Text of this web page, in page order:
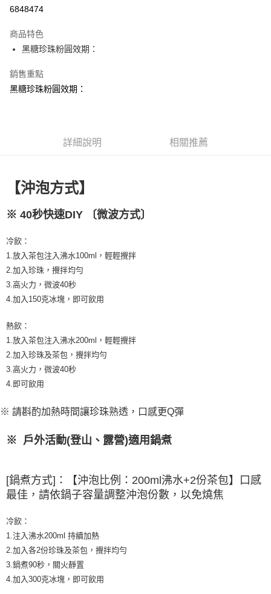
AFTEE先享後付是「在收到商品之後才付款」的支付方式。 讓您購物簡單
２．便利：只要手機號碼，簡訊認證，即可結帳。
３．安心：先確認商品／服務後，再付款。
【「AFTEE先享後付」結帳流程】
結帳頁面，進行簡訊認證並確認金額後，即可完成結帳。
※ 請注意：結帳手續完成當下不需立刻繳費，但若您需要取消訂單，請聯絡
購買商品的店家。未經商家同意取消之訂單仍視為有效，需透過AFTEE先享
是否繳費成功／繳費後需取消欲退款等相關疑問，請聯繫「AFTEE先享後付
客戶支援中心」 https://netprotections.freshdesk.com/support/home
【注意事項】
權轉讓予恩沛科技股份有限公司。
２．關於個人資料處理事宜，請瀏覽以下網址：
https://aftee.tw/terms/#terms3
「AFTEE先享後付」，若未經同意申辦者引起之損失，本公司不負相關責
任。
時審查核予不同之上限額度；若仍有額度不足之情形，本公司將視審查結果
請求用戶進行身份認證。
５．嚴禁一人註冊多個帳號或使用他人資訊註冊。若發現惡意使用之情形，
恩沛科技股份有限公司將有權停止該用戶之使用額度並採取法律行動。
運送方式
全家取貨付款
每筆NT$60，滿NT$399(含以上)免運費
付款後全家取貨
每筆NT$9,999
每筆NT$60，滿NT$699(含以上)免運費
付款後7-11取貨
宅配
每筆NT$100，滿NT$1,000(含以上)免運費
離島宅配
每筆NT$220，滿NT$2,000(含以上)免運費
6848474
商品特色
黑糖珍珠粉圓效期：
銷售重點
黑糖珍珠粉圓效期：
詳細說明 相關推薦
【沖泡方式】
※ 40秒快速DIY 〔微波方式〕
冷飲：
1.放入茶包注入沸水100ml，輕輕攪拌
2.加入珍珠，攪拌均勻
3.高火力，微波40秒
4.加入150克冰塊，即可飲用
熱飲：
1.放入茶包注入沸水200ml，輕輕攪拌
2.加入珍珠及茶包，攪拌均勻
3.高火力，微波40秒
4.即可飲用
※ 請斟酌加熱時間讓珍珠熟透，口感更Q彈
※ 戶外活動(登山、露營)適用鍋煮
[鍋煮方式]：【沖泡比例：200ml沸水+2份茶包】口感
最佳，請依鍋子容量調整沖泡份數，以免燒焦
冷飲：
1.注入沸水200ml 持續加熱
2.加入各2份珍珠及茶包，攪拌均勻
3.鍋煮90秒，關火靜置
4.加入300克冰塊，即可飲用